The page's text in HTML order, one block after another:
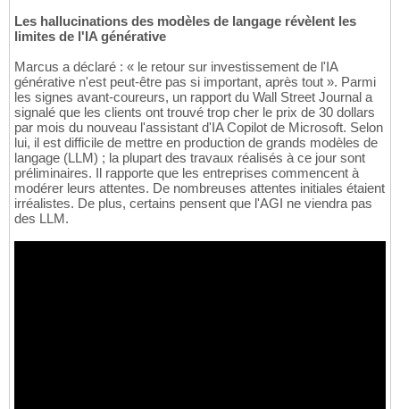
Les hallucinations des modèles de langage révèlent les
limites de l'IA générative
Marcus a déclaré : « le retour sur investissement de l'IA
générative n'est peut-être pas si important, après tout ». Parmi
les signes avant-coureurs, un rapport du Wall Street Journal a
signalé que les clients ont trouvé trop cher le prix de 30 dollars
par mois du nouveau l'assistant d'IA Copilot de Microsoft. Selon
lui, il est difficile de mettre en production de grands modèles de
langage (LLM) ; la plupart des travaux réalisés à ce jour sont
préliminaires. Il rapporte que les entreprises commencent à
modérer leurs attentes. De nombreuses attentes initiales étaient
irréalistes. De plus, certains pensent que l'AGI ne viendra pas
des LLM.